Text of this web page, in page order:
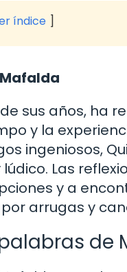
índice
sus años, ha
y la
ingeniosos,
Las
y a
arrugas y
de